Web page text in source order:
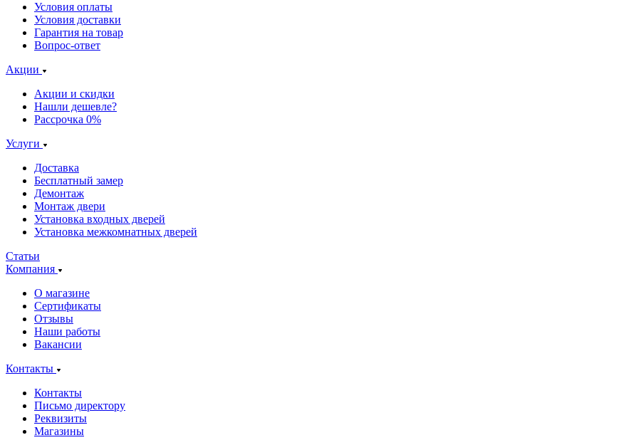
Условия оплаты
Условия доставки
Гарантия на товар
Вопрос-ответ
Акции
Акции и скидки
Нашли дешевле?
Рассрочка 0%
Услуги
Доставка
Бесплатный замер
Демонтаж
Монтаж двери
Установка входных дверей
Установка межкомнатных дверей
Статьи
Компания
О магазине
Сертификаты
Отзывы
Наши работы
Вакансии
Контакты
Контакты
Письмо директору
Реквизиты
Магазины